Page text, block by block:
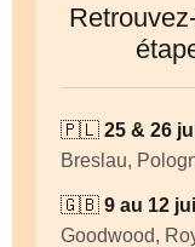
🇵🇱 25 & 26
Breslau,
🇬🇧 9 au 12
Goodwood,